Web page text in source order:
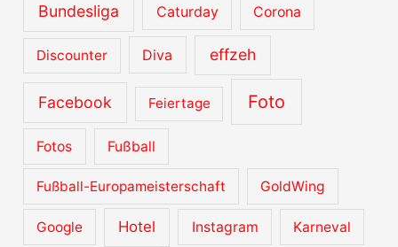
Bundesliga Caturday Corona
Discounter Diva effzeh
Facebook Feiertage Foto
Fotos Fußball
Fußball-Europameisterschaft GoldWing
Google Hotel Instagram Karneval